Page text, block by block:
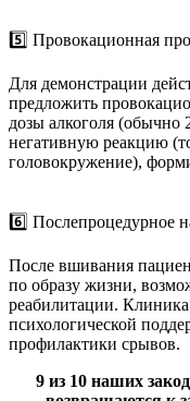
5️⃣ Провокационная
Для демонстрации
предложить
дозы алкоголя (обычно
негативную реакцию
головокружение),
6️⃣ Послепроцедурное
После вшивания
по образу жизни,
реабилитации. Клиника
психологической
профилактики срывов.
9 из 10 наших